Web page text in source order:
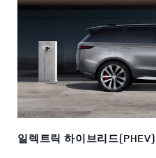
일렉트릭 하이브리드